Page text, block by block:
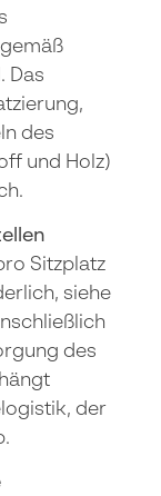
Das
des
und Holz)
Sitzplatz
siehe
des
der